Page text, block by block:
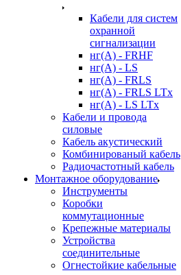
Кабели для систем
охранной
сигнализации
нг(A) - FRHF
нг(A) - LS
нг(А) - FRLS
нг(А) - FRLS LTx
нг(А) - LS LTx
Кабели и провода
силовые
Кабель акустический
Комбинированый кабель
Радиочастотный кабель
Монтажное оборудование
Инструменты
Коробки
коммутационные
Крепежные материалы
Устройства
соединительные
Огнестойкие кабельные